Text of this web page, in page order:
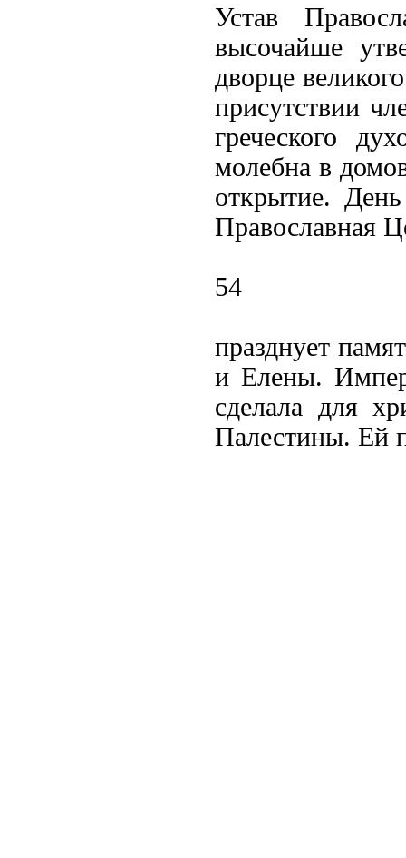
Устав
высочайше
дворце
присутствии
греческого
молебна в
открытие.
Православная
54
празднует
и Елены.
сделала для
Палестины. Ей